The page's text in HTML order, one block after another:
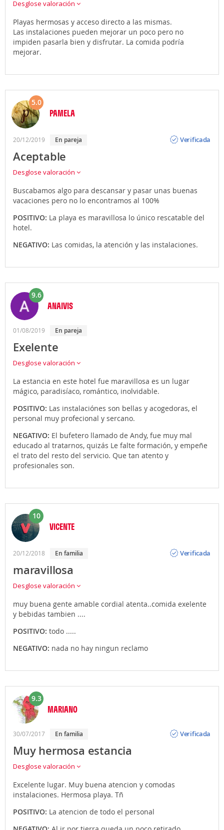
Desglose valoración
Playas hermosas y acceso directo a las mismas.
Las instalaciones pueden mejorar un poco pero no
impiden pasarla bien y disfrutar. La comida podría
mejorar.
5.0
PAMELA
20/12/2019 en pareja
Verificada
Aceptable
Desglose valoración
Buscabamos algo para descansar y pasar unas buenas
vacaciones pero no lo encontramos al 100%
POSITIVO: La playa es maravillosa lo único rescatable del
hotel.
NEGATIVO: Las comidas, la atención y las instalaciones.
9.6
ANAIVIS
01/08/2019 en pareja
Exelente
Desglose valoración
La estancia en este hotel fue maravillosa es un lugar
mágico, paradisíaco, romántico, inolvidable.
POSITIVO: Las instalaciónes son bellas y acogedoras, el
personal muy profecional y sercano.
NEGATIVO: El bufetero llamado de Andy, fue muy mal
educado al tratarnos, quizás Le falte formación, y empeñe
el trato del resto del servicio. Que tan atento y
profesionales son.
10
VICENTE
20/12/2018 en familia
Verificada
maravillosa
Desglose valoración
muy buena gente amable cordial atenta..comida exelente
y bebidas tambien ....
POSITIVO: todo .....
NEGATIVO: nada no hay ningun reclamo
9.3
MARIANO
30/07/2017 en familia
Verificada
Muy hermosa estancia
Desglose valoración
Excelente lugar. Muy buena atencion y comodas
instalaciones. Hermosa playa. Tñ
POSITIVO: La atencion de todo el personal